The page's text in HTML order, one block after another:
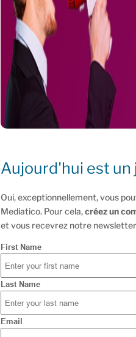
Aujourd'hui est un
Oui, exceptionnellement, vous
Mediatico. Pour cela,créez un
et vous recevrez notre
First Name
Last Name
Email